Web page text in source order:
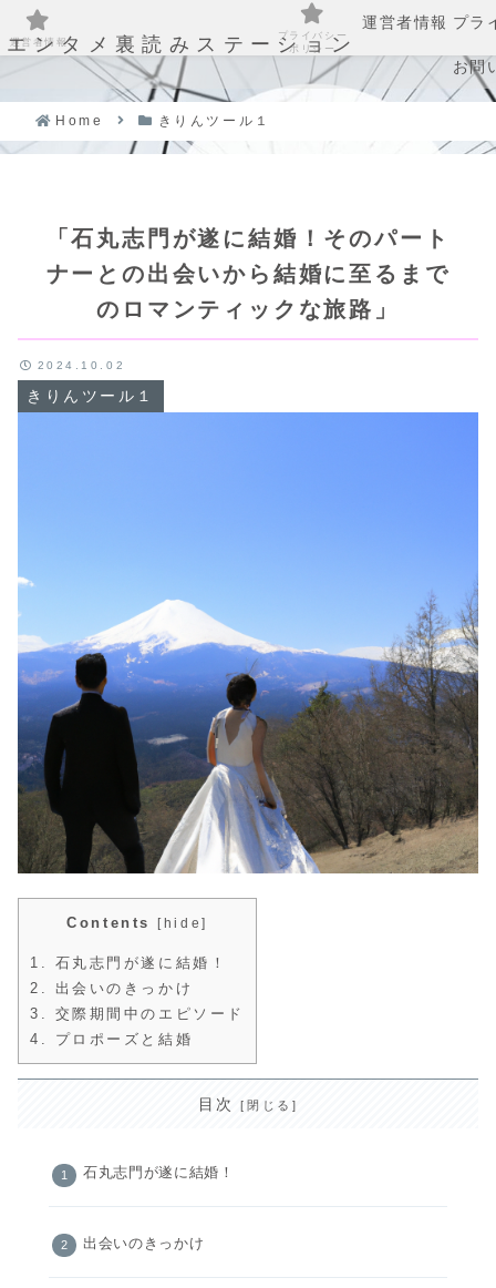
エンタメ裏読みステーション
運営者情報 プラ
お問
Home きりんツール１
「石丸志門が遂に結婚！そのパート
ナーとの出会いから結婚に至るまで
のロマンティックな旅路」
きりんツール１
2024.10.02
Contents [ hide]
1.
石丸志門が遂に結婚！
2.
出会いのきっかけ
3.
交際期間中のエピソード
4.
プロポーズと結婚
目次
石丸志門が遂に結婚！
出会いのきっかけ
運営者情報
プライバシー
ポリシー